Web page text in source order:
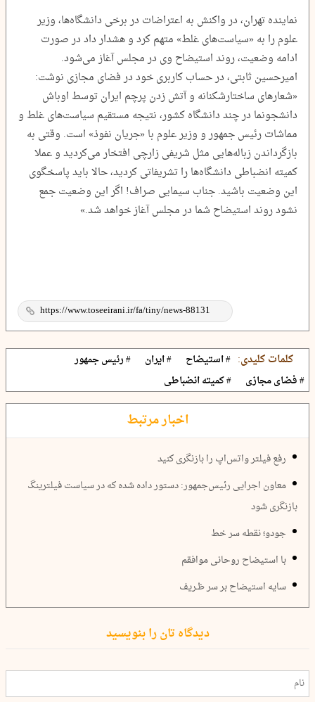
نماینده تهران، در واکنش به اعتراضات در برخی دانشگاه‌ها، وزیر
علوم را به «سیاست‌های غلط» متهم کرد و هشدار داد در صورت
ادامه وضعیت، روند استیضاح وی در مجلس آغاز می‌شود.
امیرحسین ثابتی، در حساب کاربری خود در فضای مجازی نوشت:
«شعار‌های ساختارشکنانه و آتش زدن پرچم ایران توسط اوباش
دانشجونما در چند دانشگاه کشور، نتیجه مستقیم سیاست‌های غلط و
مماشات رئیس جمهور و وزیر علوم با «جریان نفوذ» است. وقتی به
بازگرداندن زباله‌هایی مثل شریفی زارچی افتخار می‌کردید و عملا
کمیته انضباطی دانشگاه‌ها را تشریفاتی کردید، حالا باید پاسخگوی
این وضعیت باشید. جناب سیمایی صراف! اگر این وضعیت جمع
نشود روند استیضاح شما در مجلس آغاز خواهد شد.»
کلمات کلیدی: # استیضاح # ایران
# رئیس جمهور
# فضای مجازی
# کمیته انضباطی
اخبار مرتبط
رفع فیلتر واتس‌اپ را بازنگری کنید
معاون اجرایی رئیس‌جمهور: دستور داده شده که در سیاست فیلترینگ
بازنگری شود
جودو؛ نقطه سر خط
با استیضاح روحانی موافقم
سایه استیضاح بر سر ظـریف
دیدگاه تان را بنویسید